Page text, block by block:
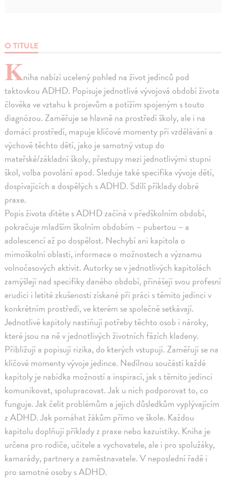
O TITULE
Kniha nabízí ucelený pohled na život jedinců pod
taktovkou ADHD. Popisuje jednotlivá vývojová období života
člověka ve vztahu k projevům a potížím spojeným s touto
diagnózou. Zaměřuje se hlavně na prostředí školy, ale i na
domácí prostředí, mapuje klíčové momenty při vzdělávání a
výchově těchto dětí, jako je samotný vstup do
mateřské/základní školy, přestupy mezi jednotlivými stupni
škol, volba povolání apod. Sleduje také specifika vývoje dětí,
dospívajících a dospělých s ADHD. Sdílí příklady dobré
praxe.
Popis života dítěte s ADHD začíná v předškolním období,
pokračuje mladším školním obdobím – pubertou – a
adolescencí až po dospělost. Nechybí ani kapitola o
mimoškolní oblasti, informace o možnostech a významu
volnočasových aktivit. Autorky se v jednotlivých kapitolách
zamýšlejí nad specifiky daného období, přinášejí svou profesní
erudici i letité zkušenosti získané při práci s těmito jedinci v
konkrétním prostředí, ve kterém se společně setkávají.
Jednotlivé kapitoly nastiňují potřeby těchto osob i nároky,
které jsou na ně v jednotlivých životních fázích kladeny.
Přibližují a popisují rizika, do kterých vstupují. Zaměřují se na
klíčové momenty vývoje jedince. Nedílnou součástí každé
kapitoly je nabídka možností a inspirací, jak s těmito jedinci
komunikovat, spolupracovat. Jak u nich podporovat to, co
funguje. Jak čelit problémům a jejich důsledkům vyplývajícím
z ADHD. Jak pomáhat žákům přímo ve škole. Každou
kapitolu doplňují příklady z praxe nebo kazuistiky. Kniha je
určena pro rodiče, učitele a vychovatele, ale i pro spolužáky,
kamarády, partnery a zaměstnavatele. V neposlední řadě i
pro samotné osoby s ADHD.